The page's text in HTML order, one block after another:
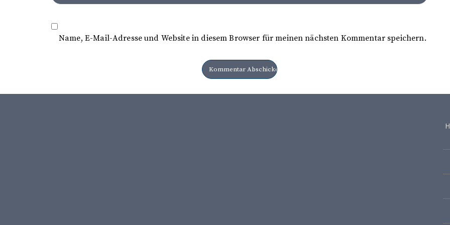
Name, E-Mail-Adresse und Website in diesem Browser für meinen nächsten Kommentar speichern.